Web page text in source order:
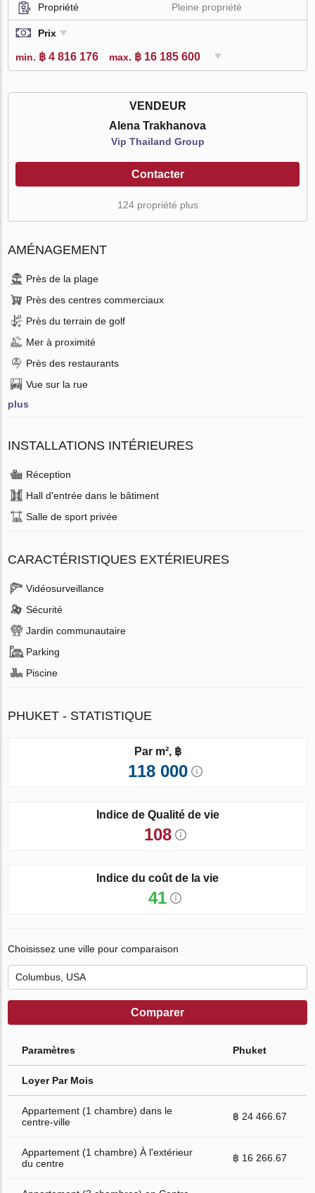
Propriété
Pleine propriété
Prix
min. ฿ 4 816 176 max. ฿ 16 185 600
VENDEUR
Alena Trakhanova
Vip Thailand Group
Contacter
124 propriété plus
AMÉNAGEMENT
Près de la plage
Près des centres commerciaux
Près du terrain de golf
Mer à proximité
Près des restaurants
Vue sur la rue
plus
INSTALLATIONS INTÉRIEURES
Réception
Hall d'entrée dans le bâtiment
Salle de sport privée
CARACTÉRISTIQUES EXTÉRIEURES
Vidéosurveillance
Sécurité
Jardin communautaire
Parking
Piscine
PHUKET - STATISTIQUE
Par m², ฿
118 000
Indice de Qualité de vie
108
Indice du coût de la vie
41
Choisissez une ville pour comparaison
Comparer
Paramètres Phuket
Loyer Par Mois
Appartement (1 chambre) dans le
centre-ville
฿ 24 466.67
Appartement (1 chambre) À l'extérieur
du centre
฿ 16 266.67